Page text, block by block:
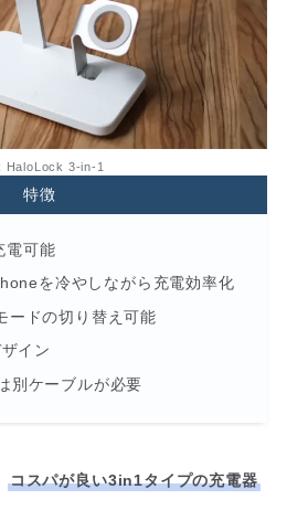
HaloLock 3-in-1
特徴
電可能
を冷やしながら充電効率化
ードの切り替え可能
イン
別ケーブルが必要
コスパが良い3in1タイプの充電器